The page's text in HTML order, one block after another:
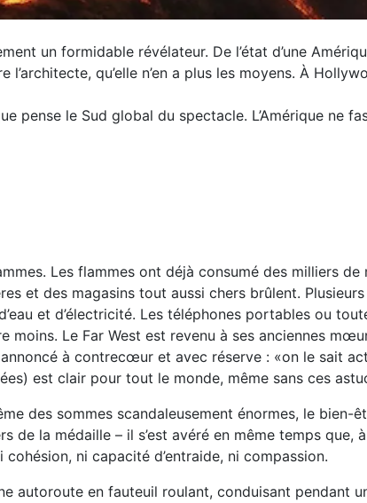
un formidable révélateur. De l’état d’une
qu’elle n’en a plus les moyens. À
pense le Sud global du spectacle. L’Amérique ne
Les flammes ont déjà consumé des milliers
et des magasins tout aussi chers brûlent.
et d’électricité. Les téléphones portables ou
moins. Le Far West est revenu à ses anciennes
à contrecœur et avec réserve : «on le sait
est clair pour tout le monde, même sans ces
des sommes scandaleusement énormes, le
de la médaille – il s’est avéré en même temps
cohésion, ni capacité d’entraide, ni compassion.
autoroute en fauteuil roulant, conduisant pendant